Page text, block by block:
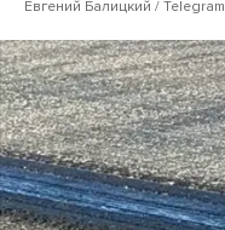
Евгений Балицкий / Telegram